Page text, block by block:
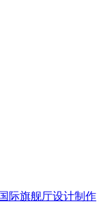
际旗舰厅设计制作